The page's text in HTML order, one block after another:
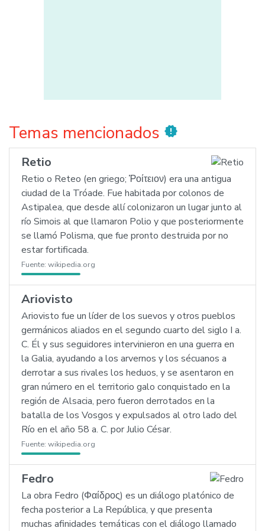
Temas mencionados new_releases
Retio
Retio o Reteo (en griego; Ῥοίτειον) era una antigua
ciudad de la Tróade. Fue habitada por colonos de
Astipalea, que desde allí colonizaron un lugar junto al
río Simois al que llamaron Polio y que posteriormente
se llamó Polisma, que fue pronto destruida por no
estar fortificada.
Fuente: wikipedia.org
Ariovisto
Ariovisto fue un líder de los suevos y otros pueblos
germánicos aliados en el segundo cuarto del siglo I a.
C. Él y sus seguidores intervinieron en una guerra en
la Galia, ayudando a los arvernos y los sécuanos a
derrotar a sus rivales los heduos, y se asentaron en
gran número en el territorio galo conquistado en la
región de Alsacia, pero fueron derrotados en la
batalla de los Vosgos y expulsados al otro lado del
Río en el año 58 a. C. por Julio César.
Fuente: wikipedia.org
Fedro
La obra Fedro (Φαίδρος) es un diálogo platónico de
fecha posterior a La República, y que presenta
muchas afinidades temáticas con el diálogo llamado